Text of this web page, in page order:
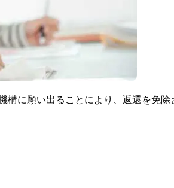
構に願い出ることにより、返還を免除